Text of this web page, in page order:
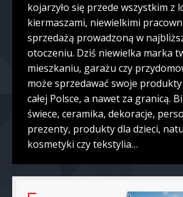
kojarzyło się przede wszystkim z
kiermaszami, niewielkimi
sprzedażą prowadzoną w
otoczeniu. Dziś niewielka marka
mieszkaniu, garażu czy
może sprzedawać swoje
całej Polsce, a nawet za granicą.
świece, ceramika, dekoracje,
prezenty, produkty dla dzieci,
kosmetyki czy tekstylia…